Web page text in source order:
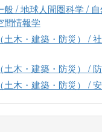
般 / 地球人間圏科学 /
間情報学
土木・建築・防災） /
土木・建築・防災） /
土木・建築・防災） /